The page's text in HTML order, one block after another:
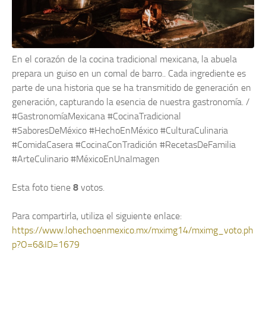
En el corazón de la cocina tradicional mexicana, la abuela
prepara un guiso en un comal de barro.. Cada ingrediente es
parte de una historia que se ha transmitido de generación en
generación, capturando la esencia de nuestra gastronomía. /
#GastronomíaMexicana #CocinaTradicional
#SaboresDeMéxico #HechoEnMéxico #CulturaCulinaria
#ComidaCasera #CocinaConTradición #RecetasDeFamilia
#ArteCulinario #MéxicoEnUnaImagen
Esta foto tiene 8 votos.
Para compartirla, utiliza el siguiente enlace:
https://www.lohechoenmexico.mx/mximg14/mximg_voto.ph
p?O=6&ID=1679